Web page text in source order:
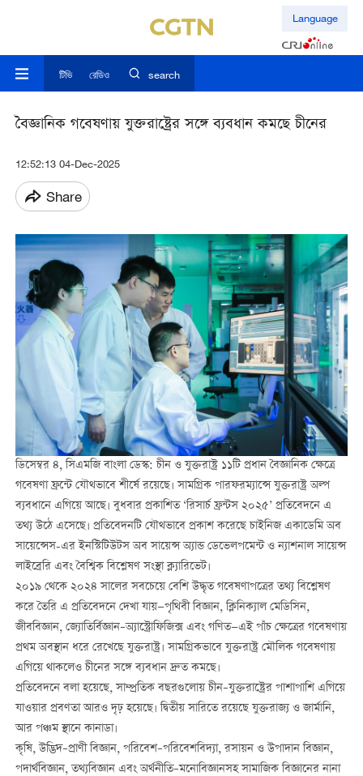
Language
টিভি রেডিও search
বৈজ্ঞানিক গবেষণায় যুক্তরাষ্ট্রের সঙ্গে ব্যবধান কমছে চীনের
12:52:13 04-Dec-2025
Share
ডিসেম্বর ৪, সিএমজি বাংলা ডেস্ক: চীন ও যুক্তরাষ্ট্র ১১টি প্রধান বৈজ্ঞানিক ক্ষেত্রে
গবেষণা ফ্রন্টে যৌথভাবে শীর্ষে রয়েছে। সামগ্রিক পারফরম্যান্সে যুক্তরাষ্ট্র অল্প
ব্যবধানে এগিয়ে আছে। বুধবার প্রকাশিত ‘রিসার্চ ফ্রন্টস ২০২৫’ প্রতিবেদনে এ
তথ্য উঠে এসেছে। প্রতিবেদনটি যৌথভাবে প্রকাশ করেছে চাইনিজ একাডেমি অব
সায়েন্সেস-এর ইনস্টিটিউটস অব সায়েন্স অ্যান্ড ডেভেলপমেন্ট ও ন্যাশনাল সায়েন্স
লাইব্রেরি এবং বৈশ্বিক বিশ্লেষণ সংস্থা ক্ল্যারিভেট।
২০১৯ থেকে ২০২৪ সালের সবচেয়ে বেশি উদ্ধৃত গবেষণাপত্রের তথ্য বিশ্লেষণ
করে তৈরি এ প্রতিবেদনে দেখা যায়—পৃথিবী বিজ্ঞান, ক্লিনিক্যাল মেডিসিন,
জীববিজ্ঞান, জ্যোতির্বিজ্ঞান–অ্যাস্ট্রোফিজিক্স এবং গণিত—এই পাঁচ ক্ষেত্রের গবেষণায়
প্রথম অবস্থান ধরে রেখেছে যুক্তরাষ্ট্র। সামগ্রিকভাবে যুক্তরাষ্ট্র মৌলিক গবেষণায়
এগিয়ে থাকলেও চীনের সঙ্গে ব্যবধান দ্রুত কমছে।
প্রতিবেদনে বলা হয়েছে, সাম্প্রতিক বছরগুলোয় চীন–যুক্তরাষ্ট্রের পাশাপাশি এগিয়ে
যাওয়ার প্রবণতা আরও দৃঢ় হয়েছে। দ্বিতীয় সারিতে রয়েছে যুক্তরাজ্য ও জার্মানি,
আর পঞ্চম স্থানে কানাডা।
কৃষি, উদ্ভিদ–প্রাণী বিজ্ঞান, পরিবেশ–পরিবেশবিদ্যা, রসায়ন ও উপাদান বিজ্ঞান,
পদার্থবিজ্ঞান, তথ্যবিজ্ঞান এবং অর্থনীতি–মনোবিজ্ঞানসহ সামাজিক বিজ্ঞানের নানা